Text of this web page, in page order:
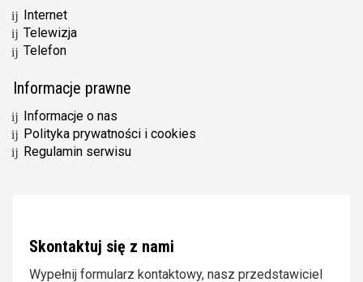
Internet
Telewizja
Telefon
Informacje prawne
Informacje o nas
Polityka prywatności i cookies
Regulamin serwisu
Skontaktuj się z nami
Wypełnij formularz kontaktowy, nasz przedstawiciel